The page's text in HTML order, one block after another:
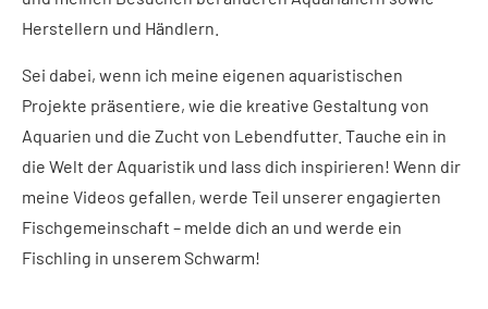
Herstellern und Händlern.
Sei dabei, wenn ich meine eigenen aquaristischen
Projekte präsentiere, wie die kreative Gestaltung von
Aquarien und die Zucht von Lebendfutter. Tauche ein in
die Welt der Aquaristik und lass dich inspirieren! Wenn dir
meine Videos gefallen, werde Teil unserer engagierten
Fischgemeinschaft – melde dich an und werde ein
Fischling in unserem Schwarm!